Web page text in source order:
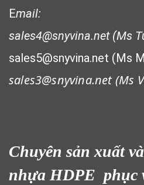
Email:
sales4@snyvina.net (Ms
sales5@snyvina.net (Ms
sales3@snyvina.net (Ms
Chuyên sản xuất
nhựa HDPE phục